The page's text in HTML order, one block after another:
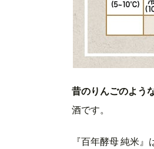
昔のりんごのよう
酒です。
『百年酵母 純米